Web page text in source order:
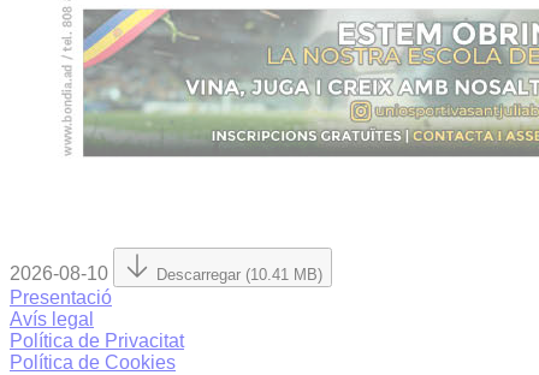
2026-08-10 Descarregar (10.41 MB)
Presentació
Avís legal
Política de Privacitat
Política de Cookies